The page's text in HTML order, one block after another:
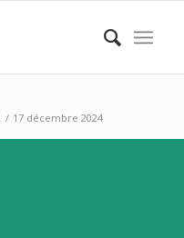
/ 17 décembre 2024